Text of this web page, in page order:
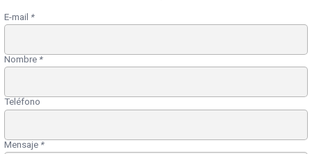
E-mail *
Nombre *
Teléfono
Mensaje *